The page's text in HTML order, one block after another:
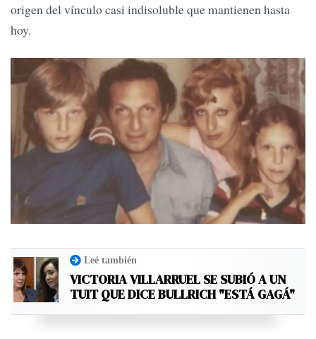
origen del vínculo casi indisoluble que mantienen hasta
hoy.
Leé también
VICTORIA VILLARRUEL SE SUBIÓ A UN
TUIT QUE DICE BULLRICH "ESTÁ GAGÁ"